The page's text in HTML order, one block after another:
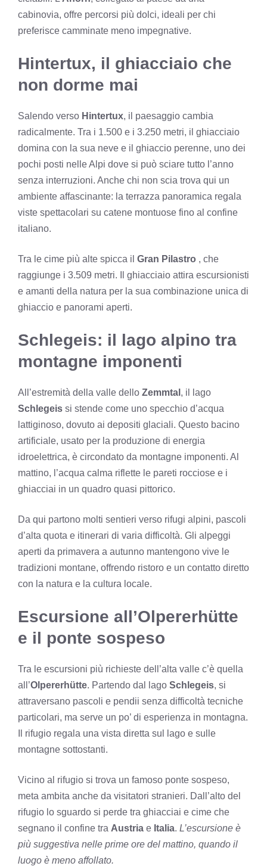
cabinovia, offre percorsi più dolci, ideali per chi
preferisce camminate meno impegnative.
Hintertux, il ghiacciaio che
non dorme mai
Salendo verso Hintertux, il paesaggio cambia
radicalmente. Tra i 1.500 e i 3.250 metri, il ghiacciaio
domina con la sua neve e il ghiaccio perenne, uno dei
pochi posti nelle Alpi dove si può sciare tutto l’anno
senza interruzioni. Anche chi non scia trova qui un
ambiente affascinante: la terrazza panoramica regala
viste spettacolari su catene montuose fino al confine
italiano.
Tra le cime più alte spicca il Gran Pilastro , che
raggiunge i 3.509 metri. Il ghiacciaio attira escursionisti
e amanti della natura per la sua combinazione unica di
ghiaccio e panorami aperti.
Schlegeis: il lago alpino tra
montagne imponenti
All’estremità della valle dello Zemmtal , il lago
Schlegeis si stende come uno specchio d’acqua
lattiginoso, dovuto ai depositi glaciali. Questo bacino
artificiale, usato per la produzione di energia
idroelettrica, è circondato da montagne imponenti. Al
mattino, l’acqua calma riflette le pareti rocciose e i
ghiacciai in un quadro quasi pittorico.
Da qui partono molti sentieri verso rifugi alpini, pascoli
d’alta quota e itinerari di varia difficoltà. Gli alpeggi
aperti da primavera a autunno mantengono vive le
tradizioni montane, offrendo ristoro e un contatto diretto
con la natura e la cultura locale.
Escursione all’Olpererhütte
e il ponte sospeso
Tra le escursioni più richieste dell’alta valle c’è quella
all’Olpererhütte. Partendo dal lago Schlegeis, si
attraversano pascoli e pendii senza difficoltà tecniche
particolari, ma serve un po’ di esperienza in montagna.
Il rifugio regala una vista diretta sul lago e sulle
montagne sottostanti.
Vicino al rifugio si trova un famoso ponte sospeso,
meta ambita anche da visitatori stranieri. Dall’alto del
rifugio lo sguardo si perde tra ghiacciai e cime che
segnano il confine tra Austria e Italia. L’escursione è
più suggestiva nelle prime ore del mattino, quando il
luogo è meno affollato.